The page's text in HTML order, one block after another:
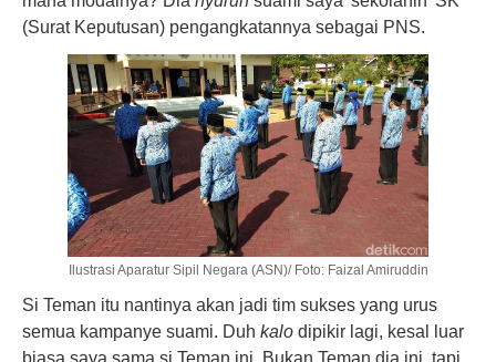
(Surat Keputusan) pengangkatannya sebagai PNS.
Ilustrasi Aparatur Sipil Negara (ASN)/ Foto: Faizal Amiruddin
Si Teman itu nantinya akan jadi tim sukses yang urus
semua kampanye suami. Duh kalo dipikir lagi, kesal luar